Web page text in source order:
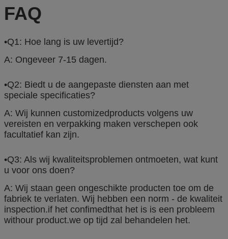
FAQ
•Q1: Hoe lang is uw levertijd?
A: Ongeveer 7-15 dagen.
•Q2: Biedt u de aangepaste diensten aan met
speciale specificaties?
A: Wij kunnen customizedproducts volgens uw
vereisten en verpakking maken verschepen ook
facultatief kan zijn.
•Q3: Als wij kwaliteitsproblemen ontmoeten, wat kunt
u voor ons doen?
A: Wij staan geen ongeschikte producten toe om de
fabriek te verlaten. Wij hebben een norm - de kwaliteit
inspection.if het confimedthat het is is een probleem
withour product.we op tijd zal behandelen het.